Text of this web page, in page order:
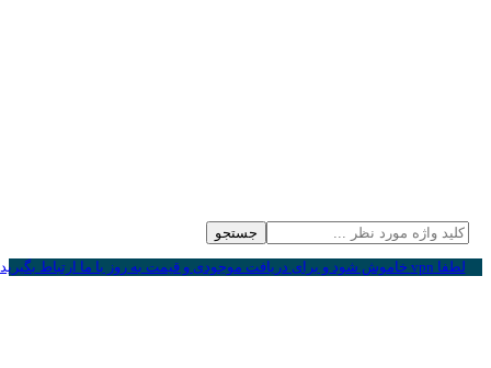
جستجو
لطفا vpn خاموش شود و برای دریافت موجودی و قیمت به روز با ما ارتباط بگیرید